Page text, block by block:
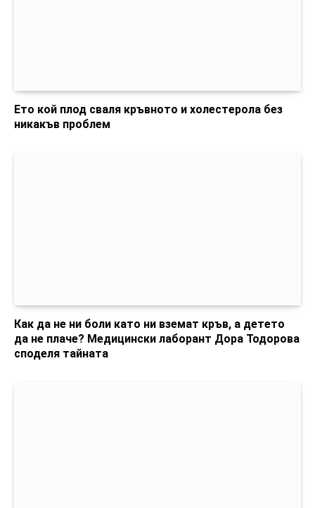
Ето кой плод сваля кръвното и холестерола без
никакъв проблем
Как да не ни боли като ни вземат кръв, а детето
да не плаче? Медицински лаборант Дора Тодорова
споделя тайната